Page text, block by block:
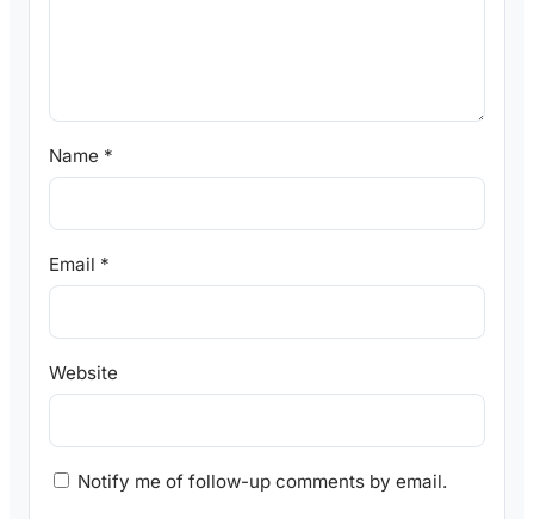
Name *
Email *
Website
Notify me of follow-up comments by email.